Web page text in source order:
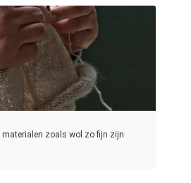
zoals wol zo fijn zijn